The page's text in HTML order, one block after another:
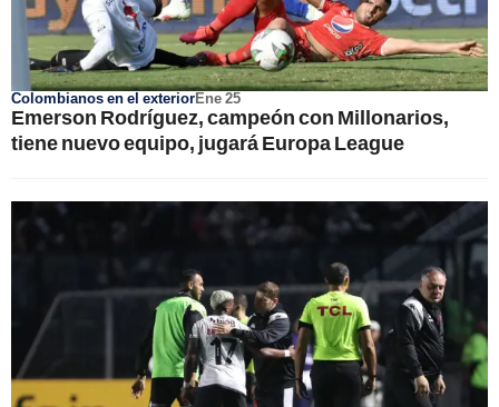
Colombianos en el exteriorEne 25
Emerson Rodríguez, campeón con Millonarios,
tiene nuevo equipo, jugará Europa League